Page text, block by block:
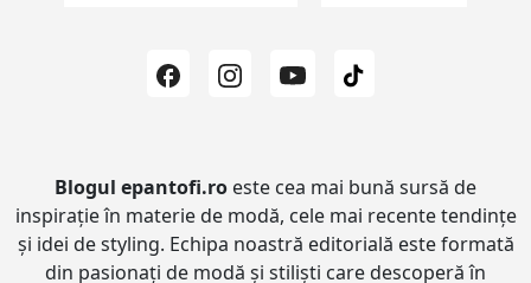
Blogul epantofi.ro este cea mai bună sursă de
inspirație în materie de modă, cele mai recente tendințe
și idei de styling. Echipa noastră editorială este formată
din pasionați de modă și stiliști care descoperă în